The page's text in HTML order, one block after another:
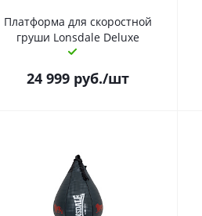
Платформа для скоростной
груши Lonsdale Deluxe
24 999 руб./шт